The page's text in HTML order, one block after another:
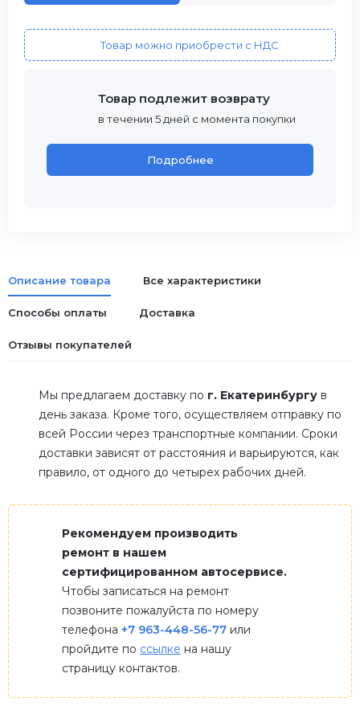
Товар можно приобрести с НДС
Товар подлежит возврату
в течении 5 дней с момента покупки
Подробнее
Описание товара Все характеристики
Способы оплаты Доставка
Отзывы покупателей
Мы предлагаем доставку по г. Екатеринбургу в
день заказа. Кроме того, осуществляем отправку по
всей России через транспортные компании. Сроки
доставки зависят от расстояния и варьируются, как
правило, от одного до четырех рабочих дней.
Рекомендуем производить
ремонт в нашем
сертифицированном автосервисе.
Чтобы записаться на ремонт
позвоните пожалуйста по номеру
телефона +7 963-448-56-77 или
пройдите по ссылке на нашу
страницу контактов.